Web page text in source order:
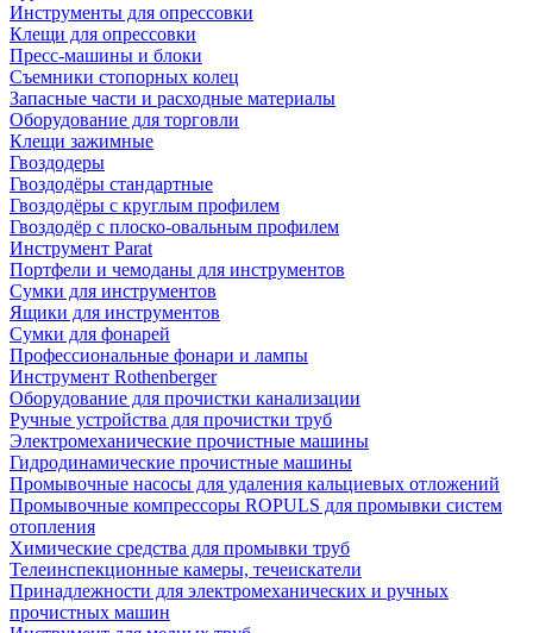
Инструменты для опрессовки
Клещи для опрессовки
Пресс-машины и блоки
Съемники стопорных колец
Запасные части и расходные материалы
Оборудование для торговли
Клещи зажимные
Гвоздодеры
Гвоздодёры стандартные
Гвоздодёры с круглым профилем
Гвоздодёр с плоско-овальным профилем
Инструмент Parat
Портфели и чемоданы для инструментов
Сумки для инструментов
Ящики для инструментов
Сумки для фонарей
Профессиональные фонари и лампы
Инструмент Rothenberger
Оборудование для прочистки канализации
Ручные устройства для прочистки труб
Электромеханические прочистные машины
Гидродинамические прочистные машины
Промывочные насосы для удаления кальциевых отложений
Промывочные компрессоры ROPULS для промывки систем
отопления
Химические средства для промывки труб
Телеинспекционные камеры, течеискатели
Принадлежности для электромеханических и ручных
прочистных машин